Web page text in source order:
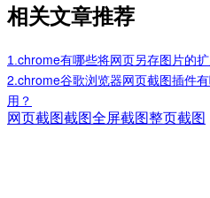
相关文章推荐
1. chrome有哪些将网页另存图片的
2.chrome谷歌浏览器网页截图插件
用？
网页截图截图全屏截图整页截图